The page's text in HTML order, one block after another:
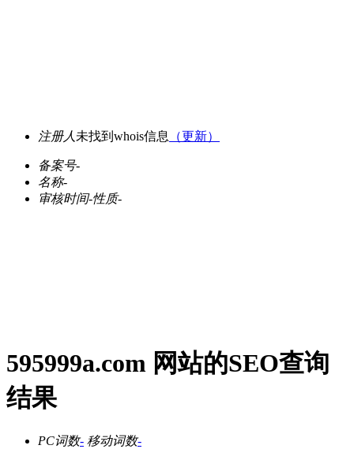
注册人 未找到whois信息 （更新）
备案号-
名称-
审核时间-性质-
595999a.com 网站的SEO查询
结果
PC词数- 移动词数-